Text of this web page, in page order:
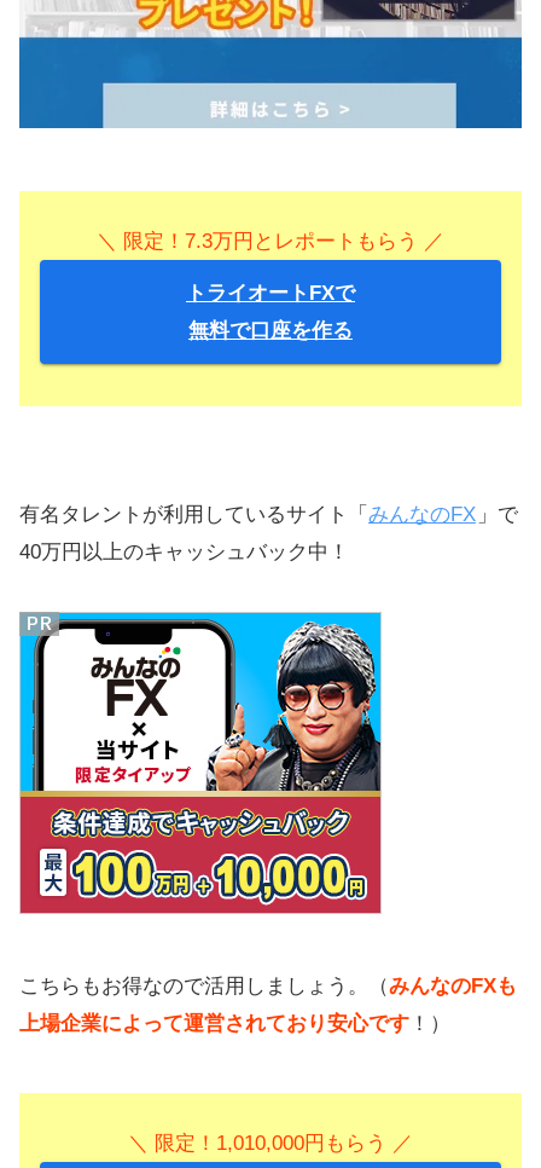
＼ 限定！7.3万円とレポートもらう ／
トライオートFXで
無料で口座を作る
有名タレントが利用しているサイト「 みんなのFX 」で
40万円以上のキャッシュバック中！
こちらもお得なので活用しましょう。（みんなのFXも
上場企業によって運営されており安心です ！）
＼ 限定！1,010,000円もらう ／